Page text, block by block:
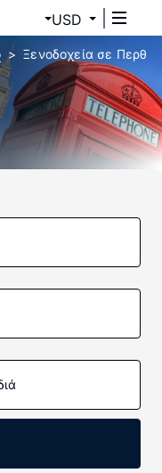
USD
Ξενοδοχεία σε Περθ